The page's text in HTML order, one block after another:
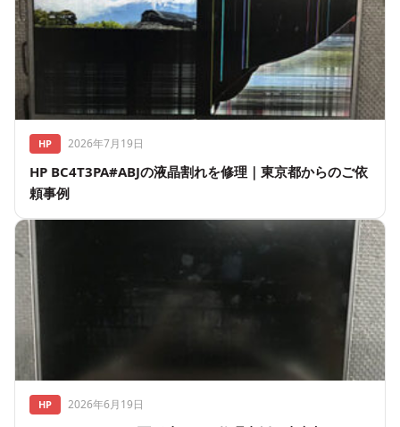
HP 2026年7月19日
HP BC4T3PA#ABJの液晶割れを修理｜東京都からのご依
頼事例
HP 2026年6月19日